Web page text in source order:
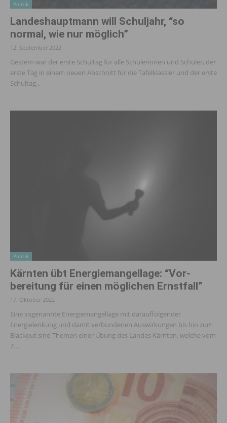
Politik
Landeshaupt­mann will Schuljahr, “so
normal, wie nur möglich”
12. September 2022
Gestern war der erste Schultag für alle Schülerinnen und Schüler, der
erste Tag in einem neuen Abschnitt für die Tafelklassler und der erste
Schultag...
Politik
Kärnten übt Energiemangel­lage: “Vor­
bereitung für einen möglichen Ernstfall”
17. Oktober 2022
Eine sogenannte Energiemangellage mit darauffolgender
Energielenkung und damit verbundenen Auswirkungen bis hin zum
Blackout sind Themen einer Übung des Landes Kärnten, welche vom
7....